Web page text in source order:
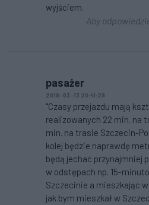
wyjściem.
Aby
pasażer
2018-03-13 20:41:29
"Czasy przejazdu mają
realizowanych 22 min. na
min. na trasie Szczecin-
kolej będzie naprawdę
będą jechać przynajmniej
w odstępach np. 15-
Szczecinie a mieszkając
jak bym mieszkał w